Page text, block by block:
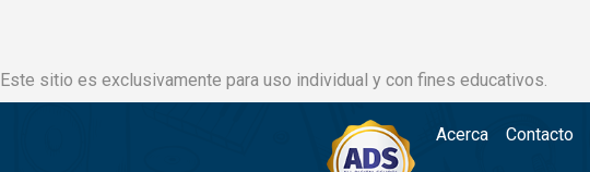
Este sitio es exclusivamente para uso individual y con fines educativos.
Acerca Contacto